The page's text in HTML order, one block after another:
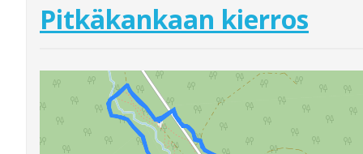
Pitkäkankaan kierros